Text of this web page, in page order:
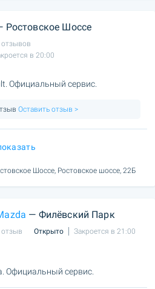
Ростовское Шоссе
отзывов
в 20:00
Официальный сервис.
Оставить отзыв >
Шоссе, Ростовское шоссе, 22Б
— Филёвский Парк
отзыв Открыто Закроется в 21:00
Официальный сервис.